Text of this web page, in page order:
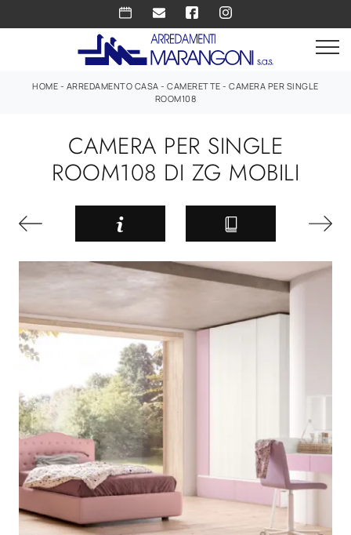
HOME - ARREDAMENTO CASA -CAMERETTE -CAMERA PER SINGLE
ROOM108
CAMERA PER SINGLE
ROOM108 DI ZG MOBILI